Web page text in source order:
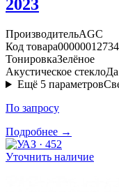
2023
ПроизводительAGC
Код товара00000012734
ТонировкаЗелёное
Акустическое стеклоДа
Ещё 5 параметров
По запросу
Подробнее →
Уточнить наличие